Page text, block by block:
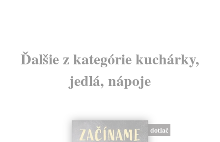
Ďalšie z kategórie kuchárky,
jedlá, nápoje
dotlač